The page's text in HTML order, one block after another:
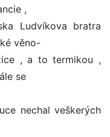
,
Ludvíkova bratra
věno-
, a to termikou ,
se
nechal veškerých